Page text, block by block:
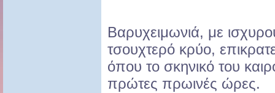
Βαρυχειμωνιά, με
τσουχτερό κρύο,
όπου το σκηνικό του
πρώτες πρωινές ώρες.